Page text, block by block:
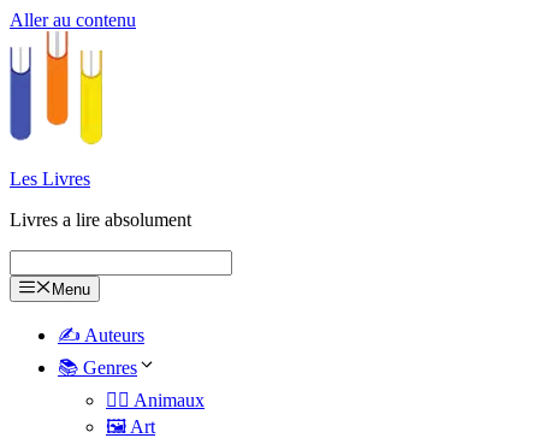
Aller au contenu
Les Livres
Livres a lire absolument
Menu
✍️ Auteurs
📚 Genres
🐕‍🦺 Animaux
🖼️ Art